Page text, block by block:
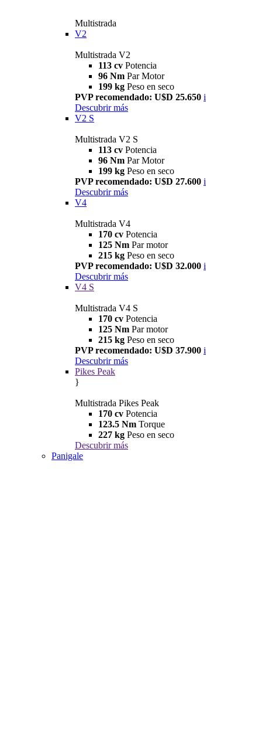
Multistrada
V2
Multistrada V2
113 cv Potencia
96 Nm Par Motor
199 kg Peso en seco
PVP recomendado: U$D 25.650 i
Descubrir más
V2 S
Multistrada V2 S
113 cv Potencia
96 Nm Par Motor
199 kg Peso en seco
PVP recomendado: U$D 27.600 i
Descubrir más
V4
Multistrada V4
170 cv Potencia
125 Nm Par motor
215 kg Peso en seco
PVP recomendado: U$D 32.000 i
Descubrir más
V4 S
Multistrada V4 S
170 cv Potencia
125 Nm Par motor
215 kg Peso en seco
PVP recomendado: U$D 37.900 i
Descubrir más
Pikes Peak
}
Multistrada Pikes Peak
170 cv Potencia
123.5 Nm Torque
227 kg Peso en seco
Descubrir más
Panigale